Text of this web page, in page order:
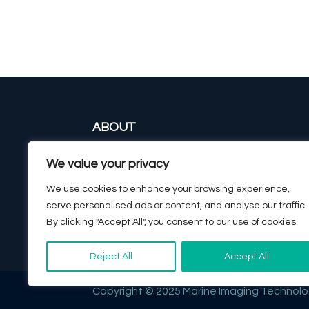
We value your privacy
We use cookies to enhance your browsing experience,
serve personalised ads or content, and analyse our traffic.
By clicking "Accept All", you consent to our use of cookies.
Reject All Accept All
ABOUT
IMAGING SYSTEMS
SURVEYING & EXPEDITIONS
CONTACT
Copyright © 2025 Marine Imaging